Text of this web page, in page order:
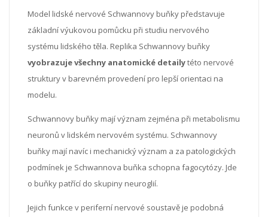
Model lidské nervové Schwannovy buňky představuje
základní výukovou pomůcku při studiu nervového
systému lidského těla. Replika Schwannovy buňky
vyobrazuje všechny anatomické detailytéto nervové
struktury v barevném provedení pro lepší orientaci na
modelu.
Schwannovy buňky mají význam zejména při metabolismu
neuronů v lidském nervovém systému. Schwannovy
buňky mají navíc i mechanický význam a za patologických
podmínek je Schwannova buňka schopna fagocytózy. Jde
o buňky patřící do skupiny neuroglií.
Jejich funkce v periferní nervové soustavě je podobná